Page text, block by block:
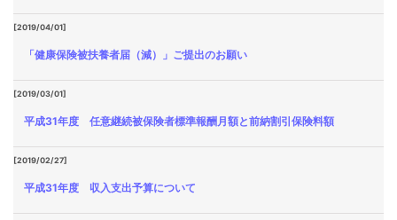
[2019/04/01]
「健康保険被扶養者届（減）」ご提出のお願い
[2019/03/01]
平成31年度 任意継続被保険者標準報酬月額と前納割引保険料額
[2019/02/27]
平成31年度 収入支出予算について